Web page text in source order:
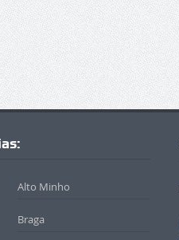
Alto Minho
Braga